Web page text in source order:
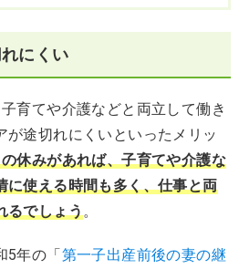
にくい
育てや介護などと両立して働き
が途切れにくいといったメリッ
休みがあれば、子育てや介護な
に使える時間も多く、仕事と両
るでしょう 。
5年の「第一子出産前後の妻の継